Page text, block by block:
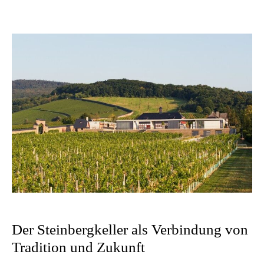
Der Steinbergkeller als Verbindung von
Tradition und Zukunft